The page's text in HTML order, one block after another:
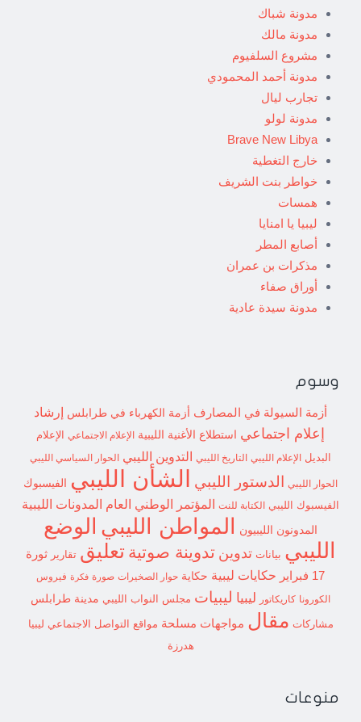
مدونة شباك
مدونة مالك
مشروع السلفيوم
مدونة أحمد المحمودي
تجارب ليال
مدونة لولو
Brave New Libya
خارج التغطية
خواطر بنت الشريف
همسات
ليبيا يا امنايا
أصابع المطر
مذكرات بن عمران
أوراق صفاء
مدونة سيدة عادية
وسوم
أزمة السيولة في المصارف أزمة الكهرباء في طرابلس إرشاد
إعلام اجتماعي استطلاع الأغنية الليبية الإعلام الاجتماعي
الإعلام
البديل الإعلام الليبي التاريخ الليبي التدوين الليبي الحوار السياسي الليبي
الحوار الليبي الدستور الليبي الشأن الليبي الفيسبوك
الفيسبوك الليبي الكتابة للنت المؤتمر الوطني العام المدونات الليبية
المدونون الليبيون المواطن الليبي الوضع
الليبي بيانات تدوين تدوينة صوتية تعليق تقارير
ثورة
17 فبراير
حكايات ليبية حكاية حوار الصخيرات صورة فكرة فيروس
الكورونا كاريكاتور ليبيا ليبيات مجلس النواب الليبي مدينة طرابلس
مشاركات مقال مواجهات مسلحة مواقع التواصل الاجتماعي ليبيا
هدرزة
منوعات